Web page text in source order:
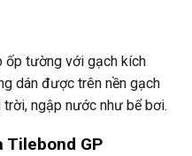
ốp tường với gạch kích
dán được trên nền gạch
ngập nước như bể bơi.
Tilebond GP